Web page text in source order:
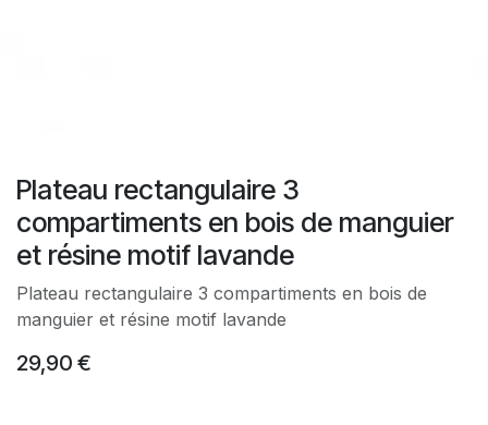
Plateau rectangulaire 3
compartiments en bois de manguier
et résine motif lavande
Plateau rectangulaire 3 compartiments en bois de
manguier et résine motif lavande
29,90 €